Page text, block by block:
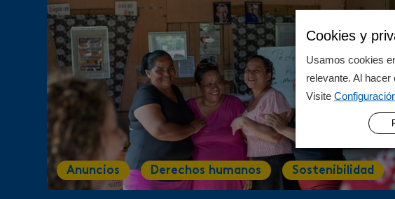
Anuncios Derechos humanos Sostenibilidad
Cookies y
Usamos cookies
relevante. Al
Visite